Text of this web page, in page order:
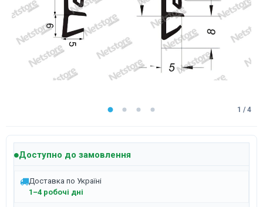
1 / 4
Доступно до замовлення
Доставка по Україні
1–4 робочі дні